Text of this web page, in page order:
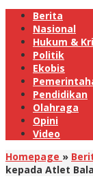
Berita
Nasional
Hukum &
Politik
Ekobis
Pendidikan
Olahraga
Opini
Video
Homepage »
kepada Atlet